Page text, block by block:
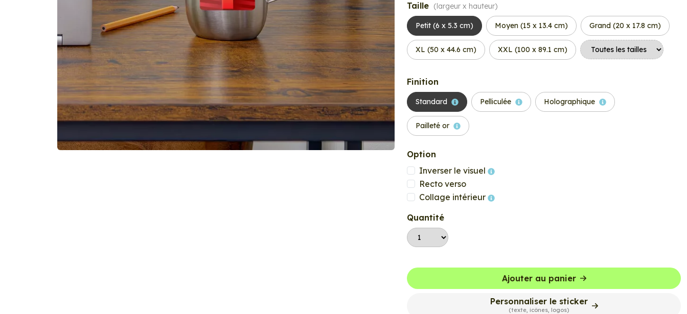
Taille (largeur x hauteur)
Petit (6 x 5.3 cm) Moyen (15 x 13.4 cm) Grand (20 x 17.8 cm)
XL (50 x 44.6 cm) XXL (100 x 89.1 cm)
Finition
Standard Pelliculée Holographique
Pailleté or
Option
Inverser le visuel
Recto verso
Collage intérieur
Quantité
Ajouter au panier
Personnaliser le sticker
(texte, icônes, logos)